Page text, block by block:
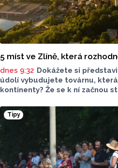
5 míst ve Zlíně, která
dnes 9:32 Dokážete si
údolí vybudujete továrnu, která
kontinenty? Že se k ní začnou
s papírem a tužkou? Tomáš
impériem dokázal. Jeho Zlín je
toho co znamená, když věříte,
je 5 baťovských míst ve Zlíně,
neměli nechat ujít. A nakonec
Tipy